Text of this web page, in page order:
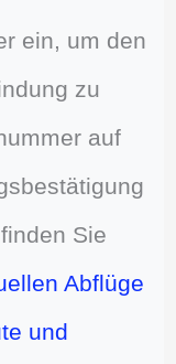
ein, um den
zu
auf
Sie
Abflüge
und